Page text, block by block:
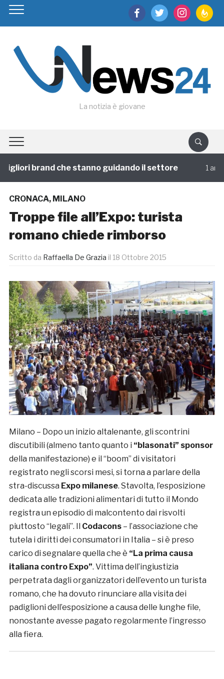
facebooktwitter instagram
La notizia è giovane
brand che stanno guidando il settore 1 annofa
CRONACA, MILANO
Troppe file all’Expo: turista
romano chiede rimborso
Scritto da Raffaella De Grazia il 18 Ottobre 2015
Milano – Dopo un inizio altalenante, gli scontrini
discutibili (almeno tanto quanto i “blasonati” sponsor
della manifestazione) e il “boom” di visitatori
registrato negli scorsi mesi, si torna a parlare della
stra-discussa Expo milanese. Stavolta, l’esposizione
dedicata alle tradizioni alimentari di tutto il Mondo
registra un episodio di malcontento dai risvolti
piuttosto “legali”. Il Codacons– l’associazione che
tutela i diritti dei consumatori in Italia – si è preso
carico di segnalare quella che è “La prima causa
italiana contro Expo”. Vittima dell’ingiustizia
perpetrata dagli organizzatori dell’evento un turista
romano, che ha dovuto rinunciare alla visita dei
padiglioni dell’esposizione a causa delle lunghe file,
nonostante avesse pagato regolarmente l’ingresso
alla fiera.